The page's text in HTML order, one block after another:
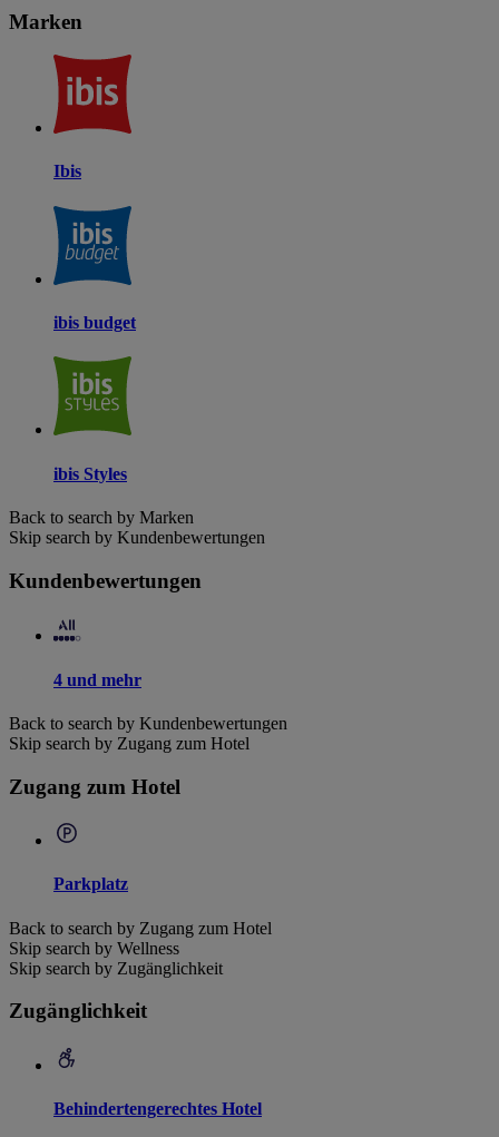
Marken
Ibis
ibis budget
ibis Styles
Back to search by Marken
Skip search by Kundenbewertungen
Kundenbewertungen
4 und mehr
Back to search by Kundenbewertungen
Skip search by Zugang zum Hotel
Zugang zum Hotel
Parkplatz
Back to search by Zugang zum Hotel
Skip search by Wellness
Skip search by Zugänglichkeit
Zugänglichkeit
Behindertengerechtes Hotel